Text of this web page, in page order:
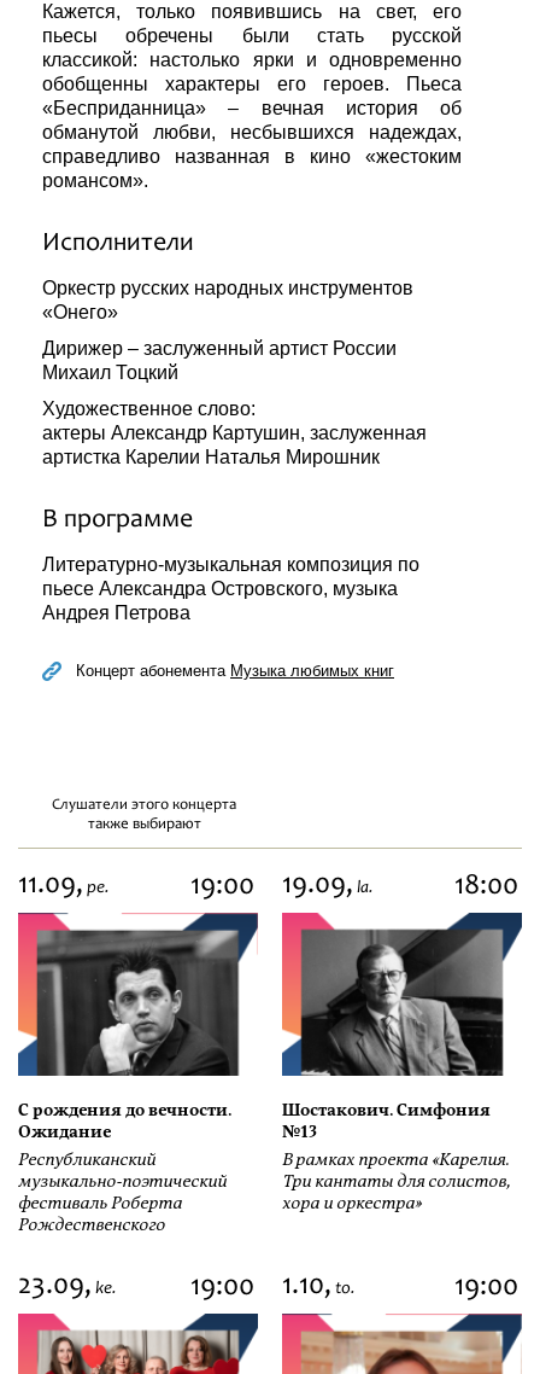
Кажется, только появившись на свет, его
пьесы обречены были стать русской
классикой: настолько ярки и одновременно
обобщенны характеры его героев. Пьеса
«Бесприданница» – вечная история об
обманутой любви, несбывшихся надеждах,
справедливо названная в кино «жестоким
романсом».
Исполнители
Оркестр русских народных инструментов
«Онего»
Дирижер – заслуженный артист России
Михаил Тоцкий
Художественное слово:
актеры Александр Картушин, заслуженная
артистка Карелии Наталья Мирошник
В программе
Литературно-музыкальная композиция по
пьесе Александра Островского, музыка
Андрея Петрова
Концерт абонемента Музыка любимых книг
Слушатели этого концерта
также выбирают
11.09, pe. 19:00
С рождения до вечности.
Ожидание
Республиканский
музыкально-поэтический
фестиваль Роберта
Рождественского
19.09, la. 18:00
Шостакович. Симфония
№13
В рамках проекта «Карелия.
Три кантаты для солистов,
хора и оркестра»
23.09, ke. 19:00 1.10, to. 19:00